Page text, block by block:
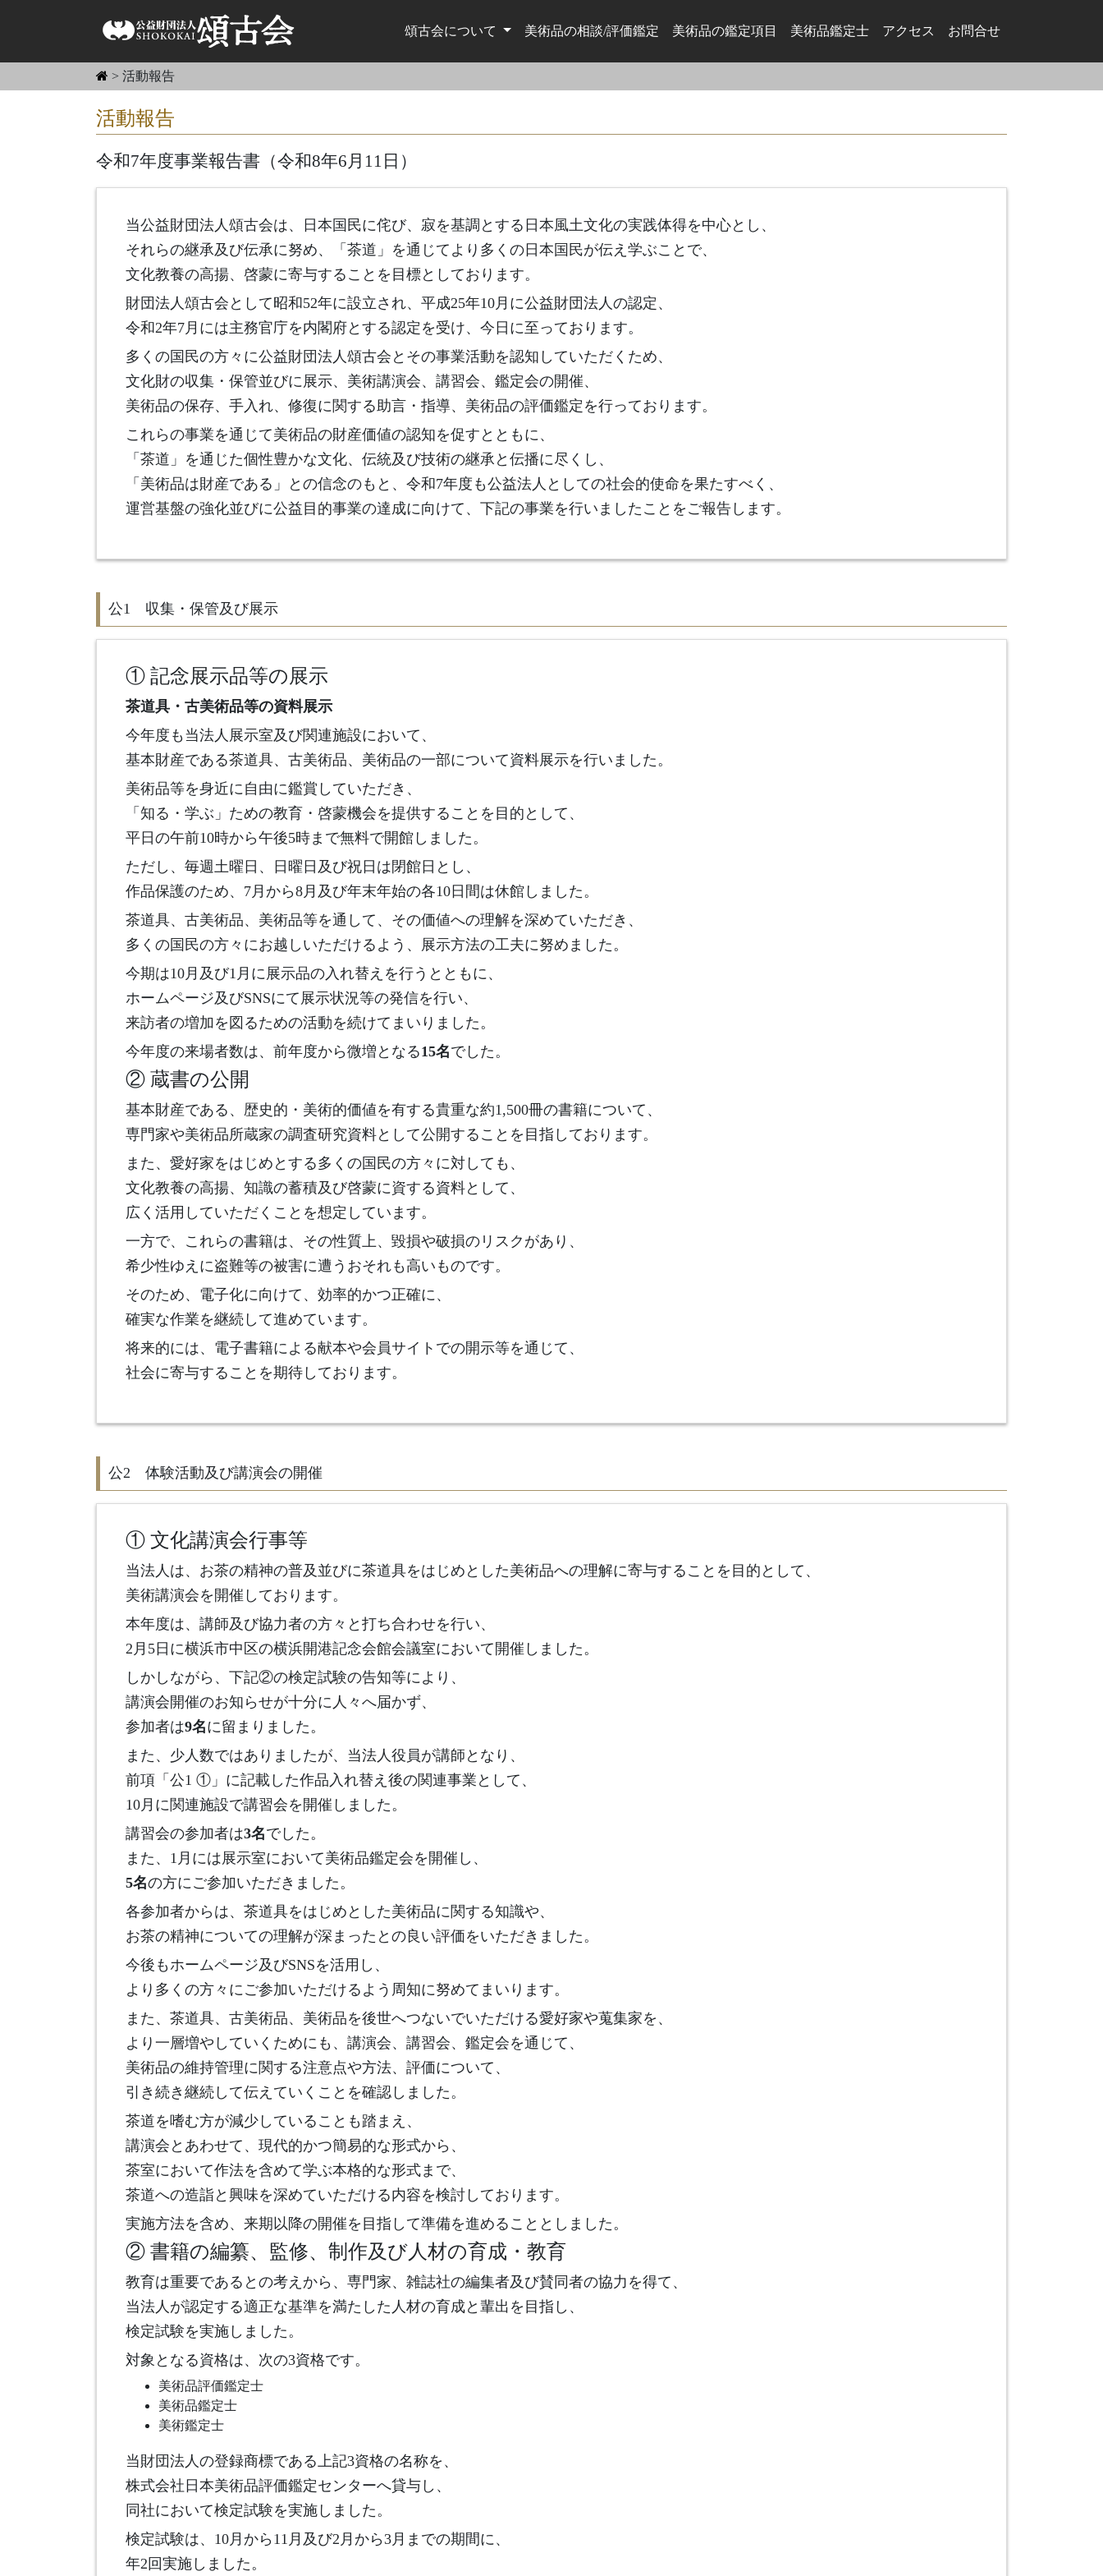
頌古会について 美術品の相談/評価鑑定 美術品の鑑定項目 美術品鑑定⼠ アクセス お問合せ
> 活動報告
活動報告
令和7年度事業報告書（令和8年6月11日）
当公益財団法人頌古会は、日本国民に侘び、寂を基調とする日本風土文化の実践体得を中心とし、
それらの継承及び伝承に努め、「茶道」を通じてより多くの日本国民が伝え学ぶことで、
文化教養の高揚、啓蒙に寄与することを目標としております。
財団法人頌古会として昭和52年に設立され、平成25年10月に公益財団法人の認定、
令和2年7月には主務官庁を内閣府とする認定を受け、今日に至っております。
多くの国民の方々に公益財団法人頌古会とその事業活動を認知していただくため、
文化財の収集・保管並びに展示、美術講演会、講習会、鑑定会の開催、
美術品の保存、手入れ、修復に関する助言・指導、美術品の評価鑑定を行っております。
これらの事業を通じて美術品の財産価値の認知を促すとともに、
「茶道」を通じた個性豊かな文化、伝統及び技術の継承と伝播に尽くし、
「美術品は財産である」との信念のもと、令和7年度も公益法人としての社会的使命を果たすべく、
運営基盤の強化並びに公益目的事業の達成に向けて、下記の事業を行いましたことをご報告します。
公1 収集・保管及び展示
① 記念展示品等の展示
茶道具・古美術品等の資料展示
今年度も当法人展示室及び関連施設において、
基本財産である茶道具、古美術品、美術品の一部について資料展示を行いました。
美術品等を身近に自由に鑑賞していただき、
「知る・学ぶ」ための教育・啓蒙機会を提供することを目的として、
平日の午前10時から午後5時まで無料で開館しました。
ただし、毎週土曜日、日曜日及び祝日は閉館日とし、
作品保護のため、7月から8月及び年末年始の各10日間は休館しました。
茶道具、古美術品、美術品等を通して、その価値への理解を深めていただき、
多くの国民の方々にお越しいただけるよう、展示方法の工夫に努めました。
今期は10月及び1月に展示品の入れ替えを行うとともに、
ホームページ及びSNSにて展示状況等の発信を行い、
来訪者の増加を図るための活動を続けてまいりました。
今年度の来場者数は、前年度から微増となる15名でした。
② 蔵書の公開
基本財産である、歴史的・美術的価値を有する貴重な約1,500冊の書籍について、
専門家や美術品所蔵家の調査研究資料として公開することを目指しております。
また、愛好家をはじめとする多くの国民の方々に対しても、
文化教養の高揚、知識の蓄積及び啓蒙に資する資料として、
広く活用していただくことを想定しています。
一方で、これらの書籍は、その性質上、毀損や破損のリスクがあり、
希少性ゆえに盗難等の被害に遭うおそれも高いものです。
そのため、電子化に向けて、効率的かつ正確に、
確実な作業を継続して進めています。
将来的には、電子書籍による献本や会員サイトでの開示等を通じて、
社会に寄与することを期待しております。
公2 体験活動及び講演会の開催
① 文化講演会行事等
当法人は、お茶の精神の普及並びに茶道具をはじめとした美術品への理解に寄与することを目的として、
美術講演会を開催しております。
本年度は、講師及び協力者の方々と打ち合わせを行い、
2月5日に横浜市中区の横浜開港記念会館会議室において開催しました。
しかしながら、下記②の検定試験の告知等により、
講演会開催のお知らせが十分に人々へ届かず、
参加者は9名に留まりました。
また、少人数ではありましたが、当法人役員が講師となり、
前項「公1 ①」に記載した作品入れ替え後の関連事業として、
10月に関連施設で講習会を開催しました。
講習会の参加者は3名でした。
また、1月には展示室において美術品鑑定会を開催し、
5名の方にご参加いただきました。
各参加者からは、茶道具をはじめとした美術品に関する知識や、
お茶の精神についての理解が深まったとの良い評価をいただきました。
今後もホームページ及びSNSを活用し、
より多くの方々にご参加いただけるよう周知に努めてまいります。
また、茶道具、古美術品、美術品を後世へつないでいただける愛好家や蒐集家を、
より一層増やしていくためにも、講演会、講習会、鑑定会を通じて、
美術品の維持管理に関する注意点や方法、評価について、
引き続き継続して伝えていくことを確認しました。
茶道を嗜む方が減少していることも踏まえ、
講演会とあわせて、現代的かつ簡易的な形式から、
茶室において作法を含めて学ぶ本格的な形式まで、
茶道への造詣と興味を深めていただける内容を検討しております。
実施方法を含め、来期以降の開催を目指して準備を進めることとしました。
② 書籍の編纂、監修、制作及び人材の育成・教育
教育は重要であるとの考えから、専門家、雑誌社の編集者及び賛同者の協力を得て、
当法人が認定する適正な基準を満たした人材の育成と輩出を目指し、
検定試験を実施しました。
対象となる資格は、次の3資格です。
美術品評価鑑定士
美術品鑑定士
美術鑑定士
当財団法人の登録商標である上記3資格の名称を、
株式会社日本美術品評価鑑定センターへ貸与し、
同社において検定試験を実施しました。
検定試験は、10月から11月及び2月から3月までの期間に、
年2回実施しました。